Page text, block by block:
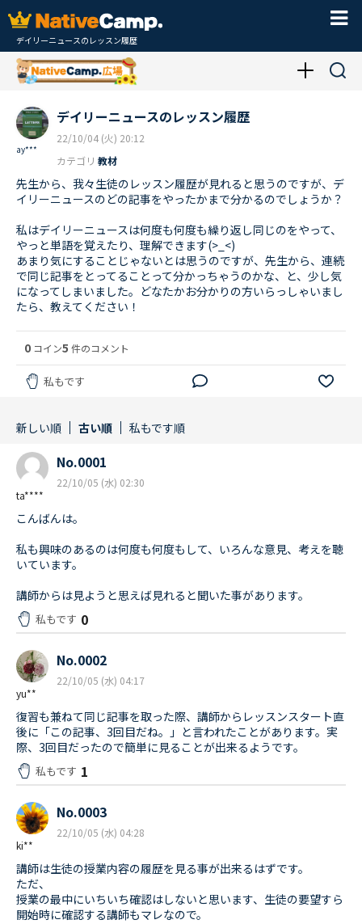
デイリーニュースのレッスン履歴
ay***
デイリーニュースのレッスン履歴
22/10/04 (火) 20:12
カテゴリ 教材
先生から、我々生徒のレッスン履歴が見れると思うのですが、デ
イリーニュースのどの記事をやったかまで分かるのでしょうか？
私はデイリーニュースは何度も何度も繰り返し同じのをやって、
やっと単語を覚えたり、理解できます(>_<)
あまり気にすることじゃないとは思うのですが、先生から、連続
で同じ記事をとってることって分かっちゃうのかな、と、少し気
になってしまいました。どなたかお分かりの方いらっしゃいまし
たら、教えてください！
0 コイン5 件のコメント
私もです
新しい順 古い順 私もです順
ta****
No.0001
22/10/05 (水) 02:30
こんばんは。
私も興味のあるのは何度も何度もして、いろんな意見、考えを聴
いています。
講師からは見ようと思えば見れると聞いた事があります。
私もです 0
yu**
No.0002
22/10/05 (水) 04:17
復習も兼ねて同じ記事を取った際、講師からレッスンスタート直
後に「この記事、3回目だね。」と言われたことがあります。実
際、3回目だったので簡単に見ることが出来るようです。
私もです 1
ki**
No.0003
22/10/05 (水) 04:28
講師は生徒の授業内容の履歴を見る事が出来るはずです。
ただ、
授業の最中にいちいち確認はしないと思います、生徒の要望すら
開始時に確認する講師もマレなので。